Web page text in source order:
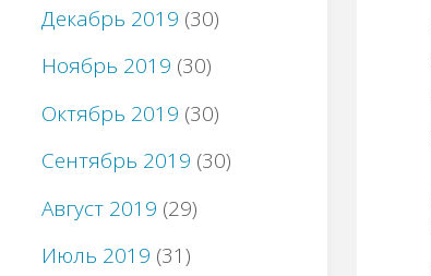
Декабрь 2019 (30)
Ноябрь 2019 (30)
Октябрь 2019 (30)
Сентябрь 2019 (30)
Август 2019 (29)
Июль 2019 (31)